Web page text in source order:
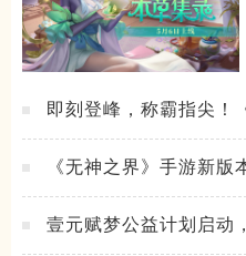
即刻登峰，称霸指尖！
《无神之界》手游新版
壹元赋梦公益计划启动